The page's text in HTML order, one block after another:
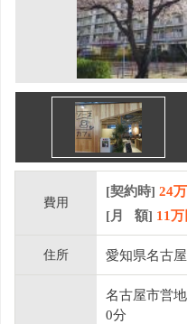
費用
[契約時] 24
[月 額] 11万
住所 愛知県名古
名古屋市営
0分